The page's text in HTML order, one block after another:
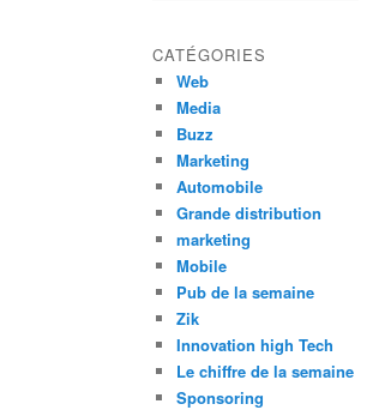
CATÉGORIES
Web
Media
Buzz
Marketing
Automobile
Grande distribution
marketing
Mobile
Pub de la semaine
Zik
Innovation high Tech
Le chiffre de la semaine
Sponsoring